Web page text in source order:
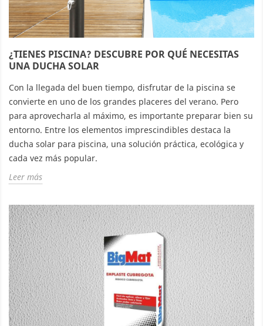
¿TIENES PISCINA? DESCUBRE POR QUÉ NECESITAS
UNA DUCHA SOLAR
Con la llegada del buen tiempo, disfrutar de la piscina se
convierte en uno de los grandes placeres del verano. Pero
para aprovecharla al máximo, es importante preparar bien su
entorno. Entre los elementos imprescindibles destaca la
ducha solar para piscina, una solución práctica, ecológica y
cada vez más popular.
Leer más